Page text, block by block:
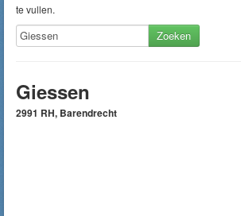
te vullen.
Zoeken
Giessen
2991 RH, Barendrecht